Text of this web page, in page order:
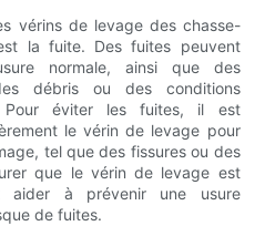
vérins de levage des chasse-
la fuite. Des fuites peuvent
normale, ainsi que des
débris ou des conditions
Pour éviter les fuites, il est
le vérin de levage pour
tel que des fissures ou des
que le vérin de levage est
aider à prévenir une usure
de fuites.